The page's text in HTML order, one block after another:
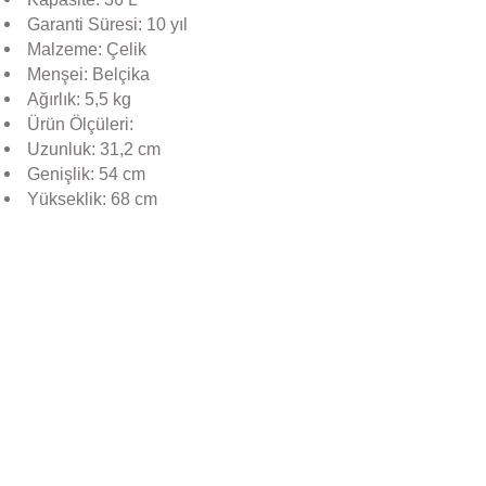
Garanti Süresi: 10 yıl
Malzeme: Çelik
Menşei: Belçika
Ağırlık: 5,5 kg
Ürün Ölçüleri:
Uzunluk: 31,2 cm
Genişlik: 54 cm
Yükseklik: 68 cm